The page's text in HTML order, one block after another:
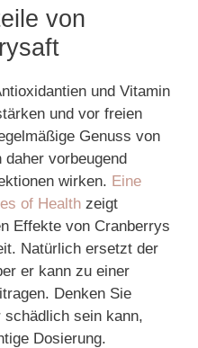
von
und Vitamin
und vor freien
Genuss von
daher vorbeugend
wirken. Eine
of Health zeigt
Effekte von Cranberrys
Natürlich ersetzt der
er kann zu einer
Denken Sie
sein kann,
Dosierung.